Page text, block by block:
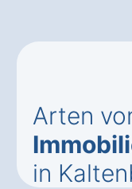
Arten
in